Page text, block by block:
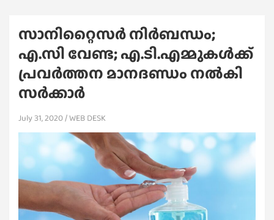
സാനിറ്റൈസര്‍ നിര്‍ബന്ധം;
എ.സി വേണ്ട; എ.ടി.എമ്മുകള്‍ക്ക്
പ്രവര്‍ത്തന മാനദണ്ഡം നല്‍കി
സര്‍ക്കാര്‍
July 31, 2020 WEB DESK